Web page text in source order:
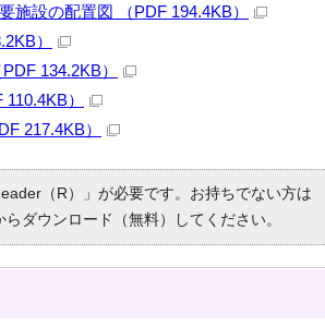
設の配置図 （PDF 194.4KB）
）
134.2KB）
）
217.4KB）
（R）」が必要です。お持ちでない方は
らダウンロード（無料）してください。